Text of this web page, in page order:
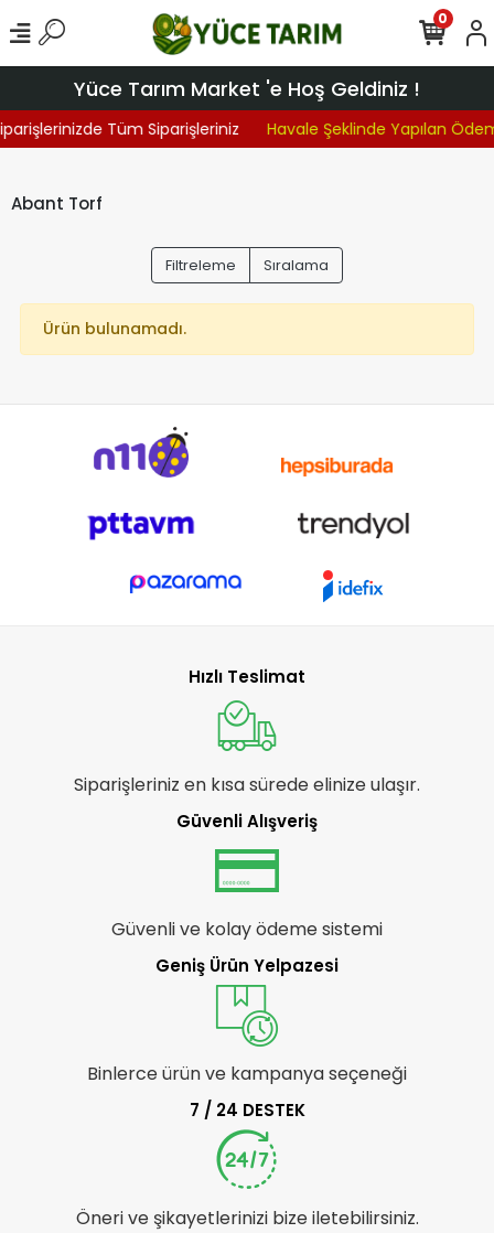
Yüce Tarım Market 'e Hoş Geldiniz !
Tüm Siparişleriniz Havale Şeklinde Yapılan
0
Abant Torf
Filtreleme Sıralama
Ürün bulunamadı.
Hızlı Teslimat
Siparişleriniz en kısa sürede elinize ulaşır.
Güvenli Alışveriş
Güvenli ve kolay ödeme sistemi
Geniş Ürün Yelpazesi
Binlerce ürün ve kampanya seçeneği
7 / 24 DESTEK
Öneri ve şikayetlerinizi bize iletebilirsiniz.